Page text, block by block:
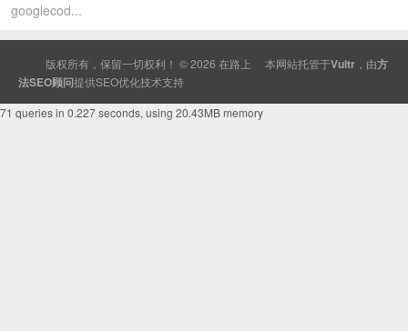
googlecod...
版权所有，保留一切权利！ © 2026 在路上 本网站托管于Vultr ，由方
法SEO顾问提供SEO优化技术支持
71 queries in 0.227 seconds, using 20.43MB memory